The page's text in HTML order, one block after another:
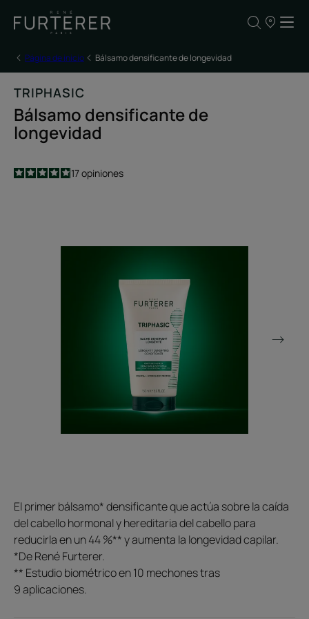
NUESTROS
Página de inicio Bálsamo densificante de longevidad
TRIPHASIC
Bálsamo densificante de
longevidad
4.9
/5
17opiniones
El primer bálsamo* densificante que actúa sobre la caída
del cabello hormonal y hereditaria del cabello para
reducirla en un 44 %** y aumenta la longevidad capilar.
*De René Furterer.
** Estudio biométrico en 10 mechones tras
9 aplicaciones.